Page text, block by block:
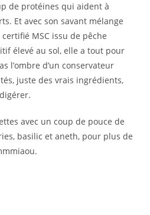
de protéines qui aident à
Et avec son savant mélange
MSC issu de pêche
élevé au sol, elle a tout pour
l’ombre d’un conservateur
juste des vrais ingrédients,
avec un coup de pouce de
basilic et aneth, pour plus de